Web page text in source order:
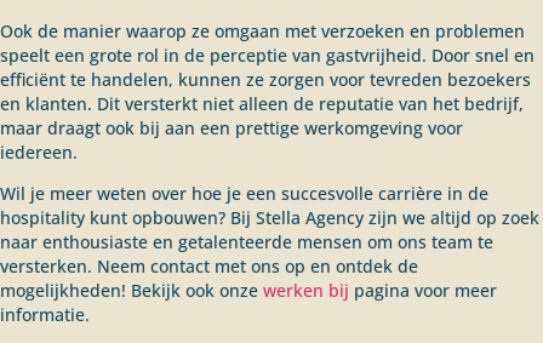
Ook de manier waarop ze omgaan met verzoeken en problemen
speelt een grote rol in de perceptie van gastvrijheid. Door snel en
efficiënt te handelen, kunnen ze zorgen voor tevreden bezoekers
en klanten. Dit versterkt niet alleen de reputatie van het bedrijf,
maar draagt ook bij aan een prettige werkomgeving voor
iedereen.
Wil je meer weten over hoe je een succesvolle carrière in de
hospitality kunt opbouwen? Bij Stella Agency zijn we altijd op zoek
naar enthousiaste en getalenteerde mensen om ons team te
versterken. Neem contact met ons op en ontdek de
mogelijkheden! Bekijk ook onze werken bij pagina voor meer
informatie.